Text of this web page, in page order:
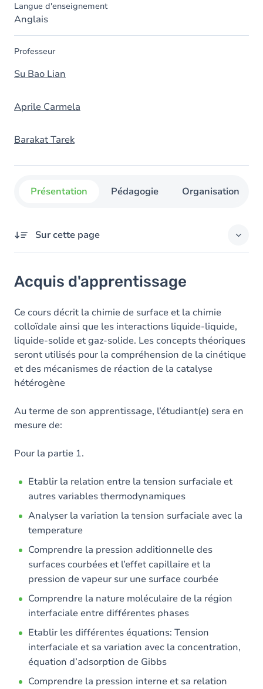
Langue d'enseignement
Anglais
Professeur
Su Bao Lian
Aprile Carmela
Barakat Tarek
Présentation Pédagogie Organisation
Sur cette page
Objectifs
Contenu
Table des matières
Exercices
Acquis d'apprentissage
Ce cours décrit la chimie de surface et la chimie
colloïdale ainsi que les interactions liquide-liquide,
liquide-solide et gaz-solide. Les concepts théoriques
seront utilisés pour la compréhension de la cinétique
et des mécanismes de réaction de la catalyse
hétérogène
Au terme de son apprentissage, l’étudiant(e) sera en
mesure de:
Pour la partie 1.
Etablir la relation entre la tension surfaciale et
autres variables thermodynamiques
Analyser la variation la tension surfaciale avec la
temperature
Comprendre la pression additionnelle des
surfaces courbées et l’effet capillaire et la
pression de vapeur sur une surface courbée
Comprendre la nature moléculaire de la région
interfaciale entre différentes phases
Etablir les différentes équations: Tension
interfaciale et sa variation avec la concentration,
équation d’adsorption de Gibbs
Comprendre la pression interne et sa relation